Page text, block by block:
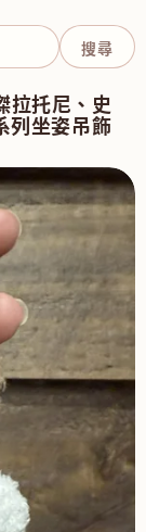
拉托尼、史
列坐姿吊飾